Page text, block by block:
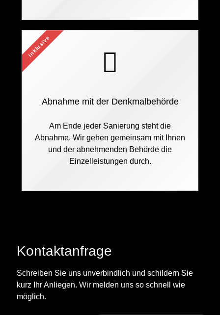
inklusive
Abnahme mit der Denkmalbehörde
Am Ende jeder Sanierung steht die
Abnahme. Wir gehen gemeinsam mit Ihnen
und der abnehmenden Behörde die
Einzelleistungen durch.
Kontaktanfrage
Schreiben Sie uns unverbindlich und schildern Sie
kurz Ihr Anliegen. Wir melden uns so schnell wie
möglich.